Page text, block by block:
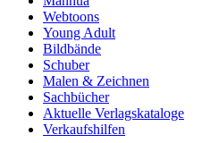
Webtoons
Young Adult
Bildbände
Schuber
Malen & Zeichnen
Sachbücher
Aktuelle Verlagskataloge
Verkaufshilfen